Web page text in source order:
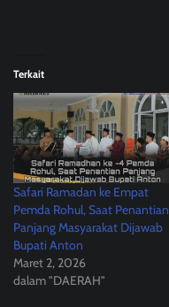
Terkait
Safari Ramadan ke Empat
Pemda Rohul, Saat Penantian
Panjang Masyarakat Dijawab
Bupati Anton
Maret 2, 2026
dalam "DAERAH"